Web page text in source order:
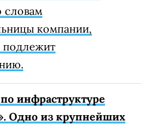
словам
компании,
подлежит
инфраструктуре
Одно из крупнейших